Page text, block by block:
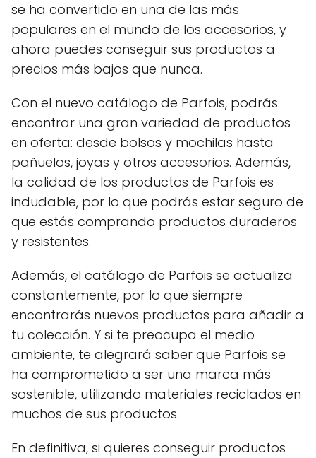
se ha convertido en una de las más
populares en el mundo de los accesorios, y
ahora puedes conseguir sus productos a
precios más bajos que nunca.
Con el nuevo catálogo de Parfois, podrás
encontrar una gran variedad de productos
en oferta: desde bolsos y mochilas hasta
pañuelos, joyas y otros accesorios. Además,
la calidad de los productos de Parfois es
indudable, por lo que podrás estar seguro de
que estás comprando productos duraderos
y resistentes.
Además, el catálogo de Parfois se actualiza
constantemente, por lo que siempre
encontrarás nuevos productos para añadir a
tu colección. Y si te preocupa el medio
ambiente, te alegrará saber que Parfois se
ha comprometido a ser una marca más
sostenible, utilizando materiales reciclados en
muchos de sus productos.
En definitiva, si quieres conseguir productos